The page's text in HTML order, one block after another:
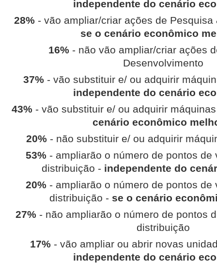
independente do cenário
28% - vão ampliar/criar ações de
se o cenário econômico
16% - não vão ampliar/criar ações
Desenvolvimento
37% - vão substituir e/ ou adquirir
independente do cenário
43% - vão substituir e/ ou adquirir
cenário econômico
20% - não substituir e/ ou adquirir
53% - ampliarão o número de pontos de
distribuição - independente do
20% - ampliarão o número de pontos de
distribuição - se o cenário
27% - não ampliarão o número de pontos
distribuição
17% - vão ampliar ou abrir novas
independente do cenário